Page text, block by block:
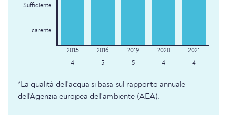
Sufficiente
carente
4 5 5 4 4
*La qualità dell'acqua si basa sul rapporto annuale
dell'Agenzia europea dell'ambiente (AEA).